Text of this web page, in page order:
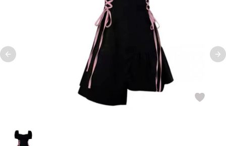
Previous slide